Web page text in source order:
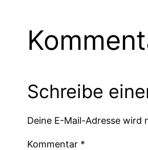
Schreibe
Deine E-Mail-Adresse
Kommentar *